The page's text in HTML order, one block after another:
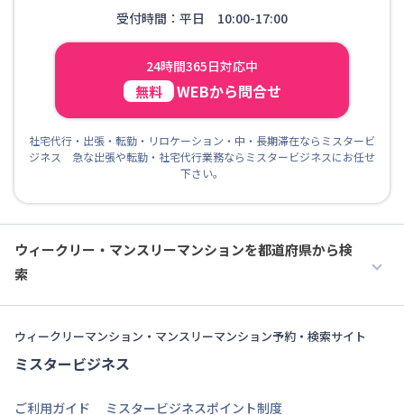
受付時間：平日 10:00-17:00
24時間365日対応中
無料 WEBから問合せ
社宅代行・出張・転勤・リロケーション・中・長期滞在ならミスタービ
ジネス 急な出張や転勤・社宅代行業務ならミスタービジネスにお任せ
下さい。
ウィークリー・マンスリーマンションを都道府県から検
索
ウィークリーマンション・マンスリーマンション予約・検索サイト
ミスタービジネス
ご利用ガイド ミスタービジネスポイント制度